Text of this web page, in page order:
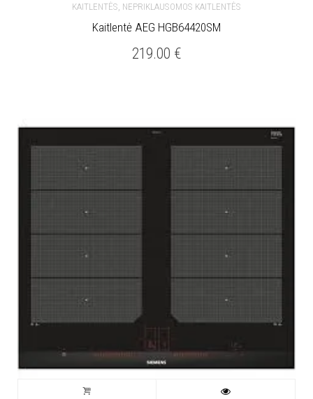
KAITLENTĖS, NEPRIKLAUSOMOS KAITLENTĖS
Kaitlentė AEG HGB64420SM
219.00 €